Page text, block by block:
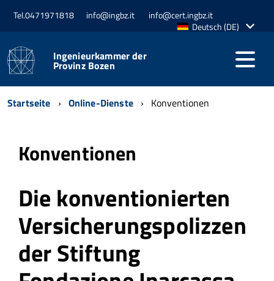
Tel.0471971818 info@ingbz.it
info@cert.ingbz.it
AktiveDeutsch (DE)
Ingenieurkammer der
Provinz Bozen
Startseite Online-Dienste Konventionen
Konventionen
Die konventionierten
Versicherungspolizzen
der Stiftung